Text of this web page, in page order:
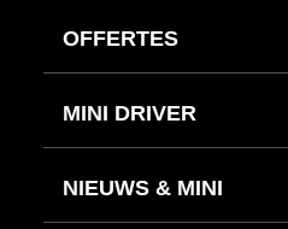
OFFERTES
MINI DRIVER
NIEUWS & MINI